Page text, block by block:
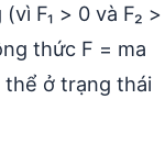
F₁ > 0 và F₂ >
thức F = ma
thể ở trạng thái